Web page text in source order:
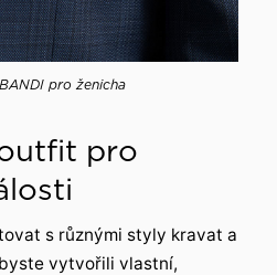
pro ženicha
pro
s různými styly kravat a
vytvořili vlastní,